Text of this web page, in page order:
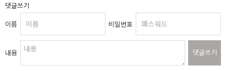
댓글쓰기
이름
비밀번호
내용 댓글쓰기